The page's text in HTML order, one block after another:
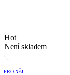
Hot
Není skladem
PRO NĚJ